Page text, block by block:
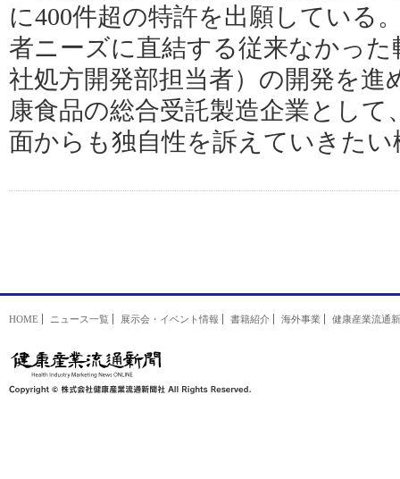
に400件超の特許を出願している
者ニーズに直結する従来なかった
社処方開発部担当者）の開発を進
康食品の総合受託製造企業として
面からも独自性を訴えていきたい
HOME ニュース一覧 展示会・イベント情報 書籍紹介 海外事業 健康産業流通